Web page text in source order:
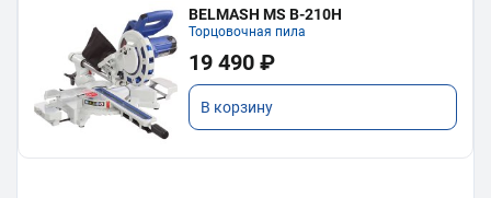
BELMASH MS B-210H
Торцовочная пила
19 490 ₽
В корзину